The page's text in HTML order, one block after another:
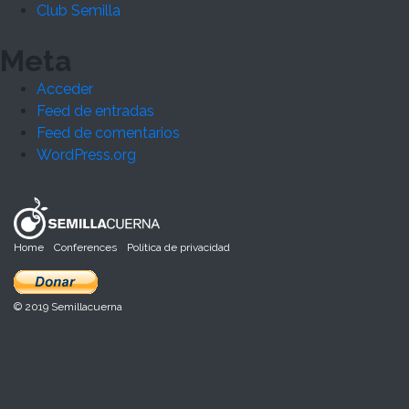
Club Semilla
Meta
Acceder
Feed de entradas
Feed de comentarios
WordPress.org
Home Conferences Política de privacidad
© 2019 Semillacuerna